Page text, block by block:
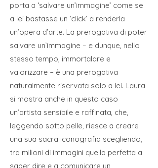
porta a ‘salvare un’immagine’ come se
a lei bastasse un ‘click’ a renderla
un’opera d’arte. La prerogativa di poter
salvare un’immagine – e dunque, nello
stesso tempo, immortalare e
valorizzare – è una prerogativa
naturalmente riservata solo a lei. Laura
si mostra anche in questo caso
un’artista sensibile e raffinata, che,
leggendo sotto pelle, riesce a creare
una sua sacra iconografia scegliendo,
tra milioni di immagini quella perfetta a
saper dire e a comunicare un